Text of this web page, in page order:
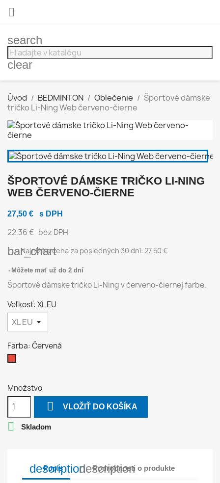

search
clear
Úvod BEDMINTON Oblečenie
Športové dámske
tričko Li-Ning Web červeno-čierne
ŠPORTOVÉ DÁMSKE TRIČKO LI-NING
WEB ČERVENO-ČIERNE
27,50 € s DPH
22,36 € bez DPH
bar_chart
Najnižšia cena za posledných 30 dní: 27,50 €
Môžete mať už do 2 dní
Športové dámske tričko Li-Ning v červeno-čiernej farbe.
Veľkosť: XL EU
Farba: Červená
Množstvo
 VLOŽIŤ DO KOŠÍKA
 Skladom
description
Popis description
Podrobnosti o produkte